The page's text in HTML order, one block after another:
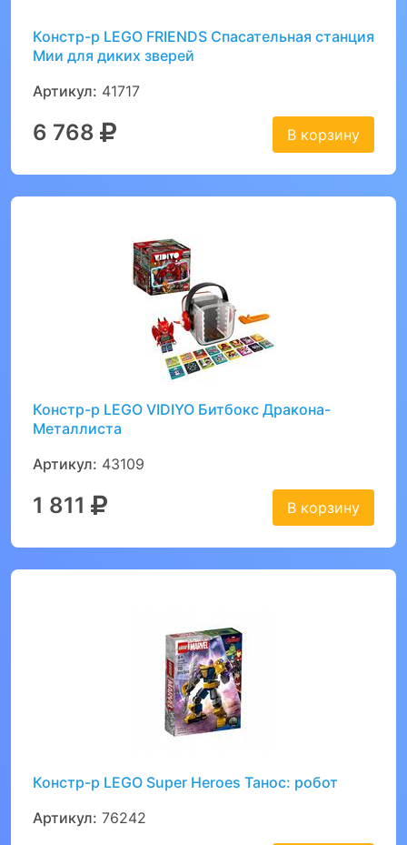
Констр-р LEGO FRIENDS Спасательная станция
Мии для диких зверей
Артикул: 41717
6 768 В корзину
Констр-р LEGO VIDIYO Битбокс Дракона-
Металлиста
Артикул: 43109
1 811 В корзину
Констр-р LEGO Super Heroes Танос: робот
Артикул: 76242